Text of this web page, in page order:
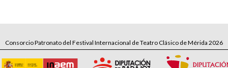
Consorcio Patronato del Festival Internacional de Teatro Clásico de Mérida 2026